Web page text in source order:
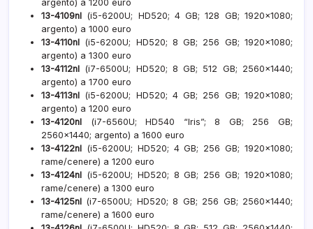
argento) a 1200 euro
13-4109nl (i5-6200U; HD520; 4 GB; 128 GB; 1920×1080;
argento) a 1000 euro
13-4110nl (i5-6200U; HD520; 8 GB; 256 GB; 1920×1080;
argento) a 1300 euro
13-4112nl (i7-6500U; HD520; 8 GB; 512 GB; 2560×1440;
argento) a 1700 euro
13-4113nl (i5-6200U; HD520; 4 GB; 256 GB; 1920×1080;
argento) a 1200 euro
13-4120nl (i7-6560U; HD540 “Iris”; 8 GB; 256 GB;
2560×1440; argento) a 1600 euro
13-4122nl (i5-6200U; HD520; 4 GB; 256 GB; 1920×1080;
rame/cenere) a 1200 euro
13-4124nl (i5-6200U; HD520; 8 GB; 256 GB; 1920×1080;
rame/cenere) a 1300 euro
13-4125nl (i7-6500U; HD520; 8 GB; 256 GB; 2560×1440;
rame/cenere) a 1600 euro